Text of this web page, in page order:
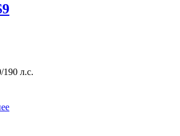
190 л.с.